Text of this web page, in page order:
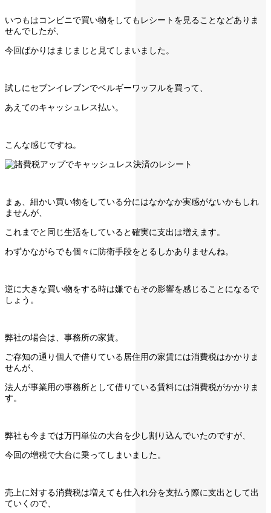
いつもはコンビニで買い物をしてもレシートを見ることなどありま
せんでしたが、
今回ばかりはまじまじと見てしまいました。
試しにセブンイレブンでベルギーワッフルを買って、
あえてのキャッシュレス払い。
こんな感じですね。
まぁ、細かい買い物をしている分にはなかなか実感がないかもしれ
ませんが、
これまでと同じ生活をしていると確実に支出は増えます。
わずかながらでも個々に防衛手段をとるしかありませんね。
逆に大きな買い物をする時は嫌でもその影響を感じることになるで
しょう。
弊社の場合は、事務所の家賃。
ご存知の通り個人で借りている居住用の家賃には消費税はかかりま
せんが、
法人が事業用の事務所として借りている賃料には消費税がかかりま
す。
弊社も今までは万円単位の大台を少し割り込んでいたのですが、
今回の増税で大台に乗ってしまいました。
売上に対する消費税は増えても仕入れ分を支払う際に支出として出
ていくので、